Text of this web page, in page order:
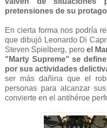
pretensiones de su
En cierta forma nos podría
que dibujó Leonardo Di
Steven Spielberg, pero el
"Marty Supreme" se
por sus actividades
ser más dañina que el
personas para alcanzar
convierte en el antihéroe